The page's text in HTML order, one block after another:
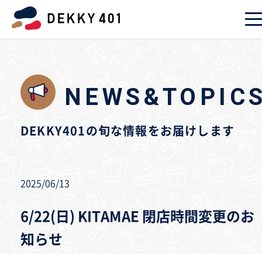
DEKKY401の旬な情報をお届けします
2025/06/13
6/22(日) KITAMAE 閉店時間変更のお
知らせ